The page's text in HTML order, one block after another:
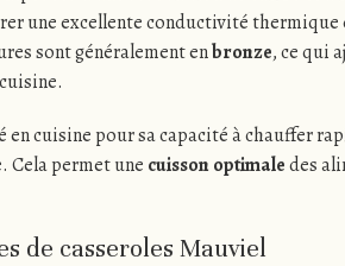
une excellente conductivité thermique
sont généralement enbronze, ce qui
en cuisine pour sa capacité à chauffer
Cela permet une cuisson optimaledes
de casseroles Mauviel